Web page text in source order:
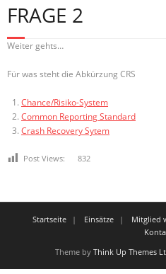
FRAGE 2
Weiter gehts…
Für was steht die Abkürzung CRS
Chance/Risiko-System
Common Reporting Standard
Crash Recovery Sytem
Post Views: 832
Startseite Einsätze Mitglied
Theme by Think Up Themes